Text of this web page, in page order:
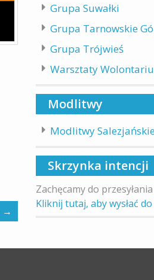
→
Grupa Suwałki
Grupa Tarnowskie
Grupa Trójwieś
Warsztaty
Modlitwy
Modlitwy
Skrzynka intencji
Zachęcamy do
Kliknij tutaj, aby wysłać